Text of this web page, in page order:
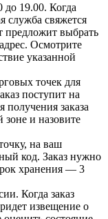
до 19.00. Когда
служба свяжется
предложит выбрать
Осмотрите
указанной
точек для
поступит на
получения заказа
зоне и назовите
на ваш
код. Заказ нужно
хранения — 3
Когда заказ
извещение о